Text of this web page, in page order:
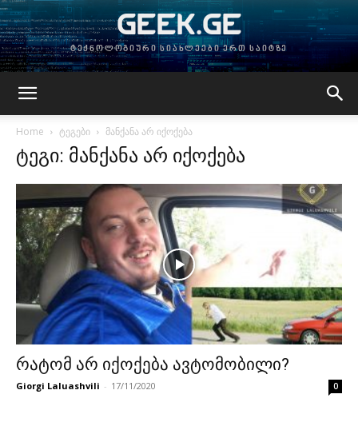
GEEK.GE
ტექნოლოგიური სიახლეები ერთ საიტზე
Home ტეგები მანქანა არ იქოქება
ტეგი: მანქანა არ იქოქება
რატომ არ იქოქება ავტომობილი?
Giorgi Laluashvili - 17/11/2020 0